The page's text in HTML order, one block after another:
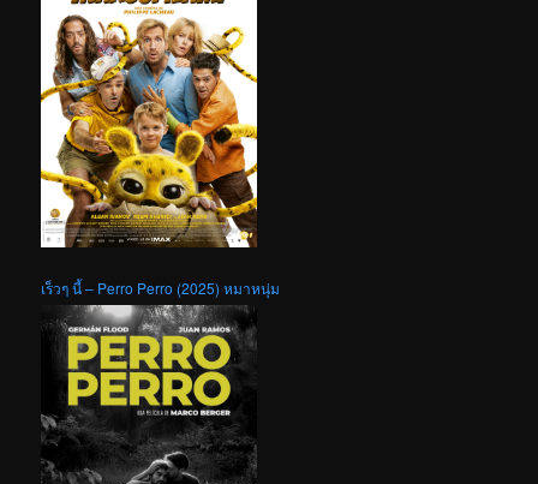
เร็วๆ นี้ – Perro Perro (2025) หมาหนุ่ม